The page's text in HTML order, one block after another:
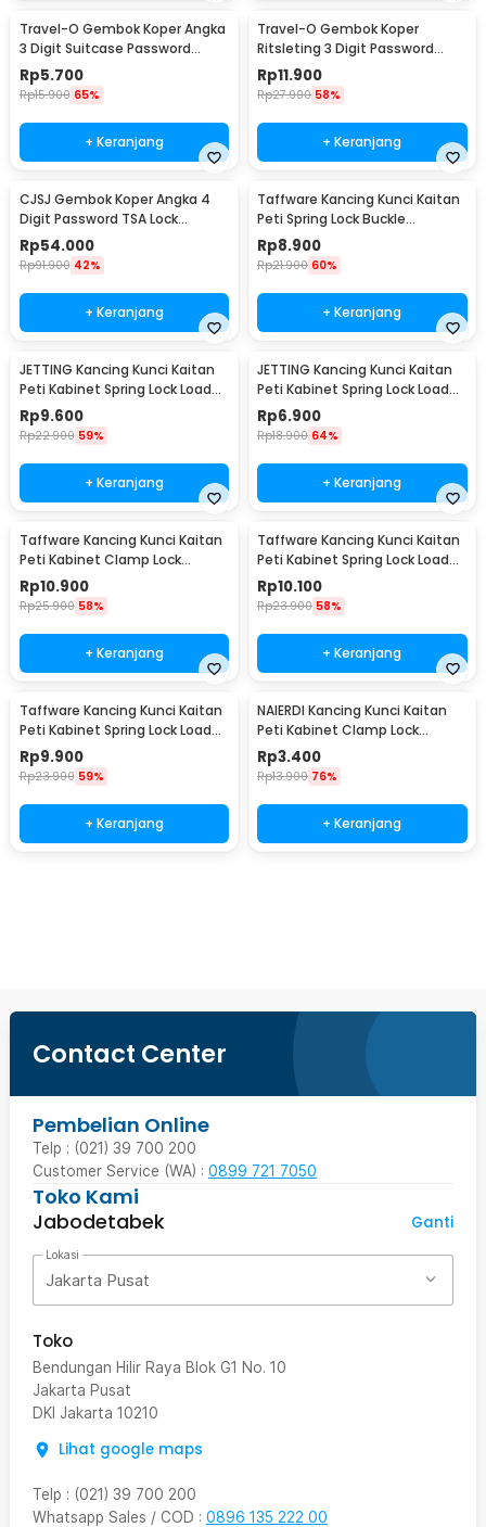
Travel-O Gembok Koper Angka
3 Digit Suitcase Password
Safety Lock - NTA-520
Rp5.700
Rp15.900 65%
+ Keranjang
Travel-O Gembok Koper
Ritsleting 3 Digit Password
Suitcase Zipper Lock - NTA-320
Rp11.900
Rp27.900 58%
+ Keranjang
CJSJ Gembok Koper Angka 4
Digit Password TSA Lock
Suitcase Luggage - TSA309
Rp54.000
Rp91.900 42%
+ Keranjang
Taffware Kancing Kunci Kaitan
Peti Spring Lock Buckle
Stainless Steel - J108
Rp8.900
Rp21.900 60%
+ Keranjang
JETTING Kancing Kunci Kaitan
Peti Kabinet Spring Lock Loaded
Buckle - L104
Rp9.600
Rp22.900 59%
+ Keranjang
JETTING Kancing Kunci Kaitan
Peti Kabinet Spring Lock Loaded
Buckle - L106
Rp6.900
Rp18.900 64%
+ Keranjang
Taffware Kancing Kunci Kaitan
Peti Kabinet Clamp Lock
Loaded Buckle - J504
Rp10.900
Rp25.900 58%
+ Keranjang
Taffware Kancing Kunci Kaitan
Peti Kabinet Spring Lock Loaded
Buckle - L103
Rp10.100
Rp23.900 58%
+ Keranjang
Taffware Kancing Kunci Kaitan
Peti Kabinet Spring Lock Loaded
Buckle Type A - A3
Rp9.900
Rp23.900 59%
+ Keranjang
NAIERDI Kancing Kunci Kaitan
Peti Kabinet Clamp Lock
Loaded Buckle - J401
Rp3.400
Rp13.900 76%
+ Keranjang
Contact Center
Pembelian Online
Telp : (021) 39 700 200
Customer Service (WA) : 0899 721 7050
Toko Kami
Jabodetabek
Ganti
Lokasi
Jakarta Pusat
Toko
Bendungan Hilir Raya Blok G1 No. 10
Jakarta Pusat
DKI Jakarta 10210
Lihat google maps
Telp : (021) 39 700 200
Whatsapp Sales / COD : 0896 135 222 00